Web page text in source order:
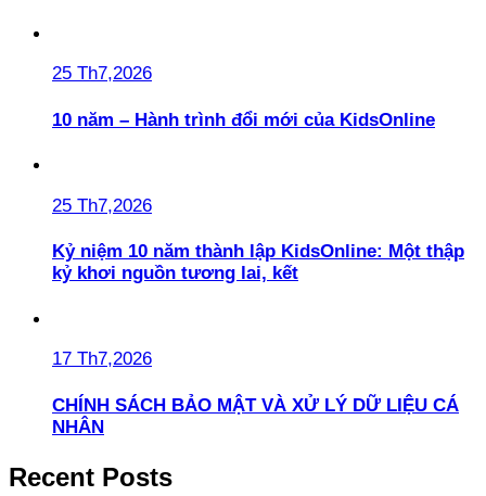
25 Th7,2026
10 năm – Hành trình đổi mới của KidsOnline
25 Th7,2026
Kỷ niệm 10 năm thành lập KidsOnline: Một thập
kỷ khơi nguồn tương lai, kết
17 Th7,2026
CHÍNH SÁCH BẢO MẬT VÀ XỬ LÝ DỮ LIỆU CÁ
NHÂN
Recent Posts